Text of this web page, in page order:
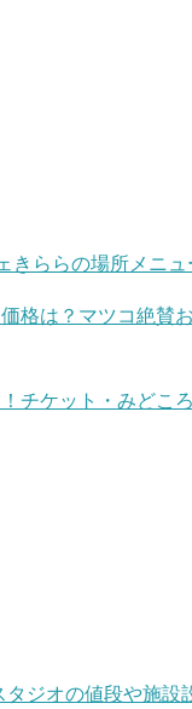
ららの場所メニュ
格は？マツコ絶賛
チケット・みどこ
ジオの値段や施設